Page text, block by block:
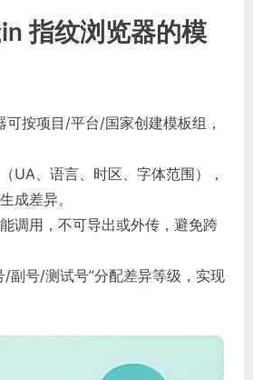
指纹浏览器的模
按项目/平台/国家创建模板组，
UA、语言、时区、字体范围），
成差异。
调用，不可导出或外传，避免跨
/副号/测试号”分配差异等级，实现